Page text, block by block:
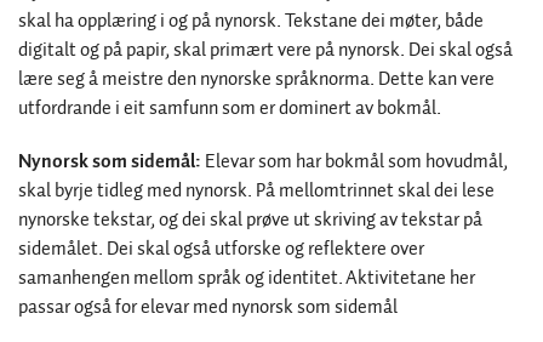
skal ha opplæring i og på nynorsk. Tekstane dei møter, både
digitalt og på papir, skal primært vere på nynorsk. Dei skal også
lære seg å meistre den nynorske språknorma. Dette kan vere
utfordrande i eit samfunn som er dominert av bokmål.
Nynorsk som sidemål: Elevar som har bokmål som hovudmål,
skal byrje tidleg med nynorsk. På mellomtrinnet skal dei lese
nynorske tekstar, og dei skal prøve ut skriving av tekstar på
sidemålet. Dei skal også utforske og reflektere over
samanhengen mellom språk og identitet. Aktivitetane her
passar også for elevar med nynorsk som sidemål